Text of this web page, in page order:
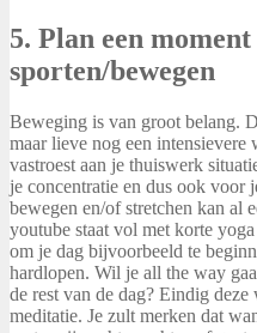
5. Plan een
sporten/bewegen
Beweging is van groot belang.
maar lieve nog een
vastroest aan je thuiswerk
je concentratie en dus ook voor
bewegen en/of stretchen kan al
youtube staat vol met korte
om je dag bijvoorbeeld te
hardlopen. Wil je all the way
de rest van de dag? Eindig
meditatie. Je zult merken dat